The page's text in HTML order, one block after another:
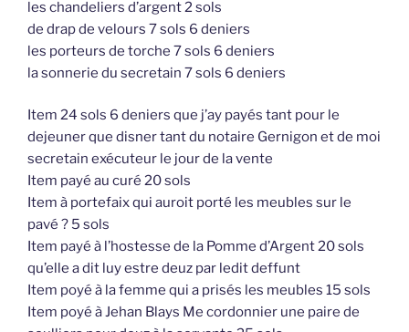
les chandeliers d’argent 2 sols
de drap de velours 7 sols 6 deniers
les porteurs de torche 7 sols 6 deniers
la sonnerie du secretain 7 sols 6 deniers
Item 24 sols 6 deniers que j’ay payés tant pour le
dejeuner que disner tant du notaire Gernigon et de moi
secretain exécuteur le jour de la vente
Item payé au curé 20 sols
Item à portefaix qui auroit porté les meubles sur le
pavé ? 5 sols
Item payé à l’hostesse de la Pomme d’Argent 20 sols
qu’elle a dit luy estre deuz par ledit deffunt
Item poyé à la femme qui a prisés les meubles 15 sols
Item poyé à Jehan Blays Me cordonnier une paire de